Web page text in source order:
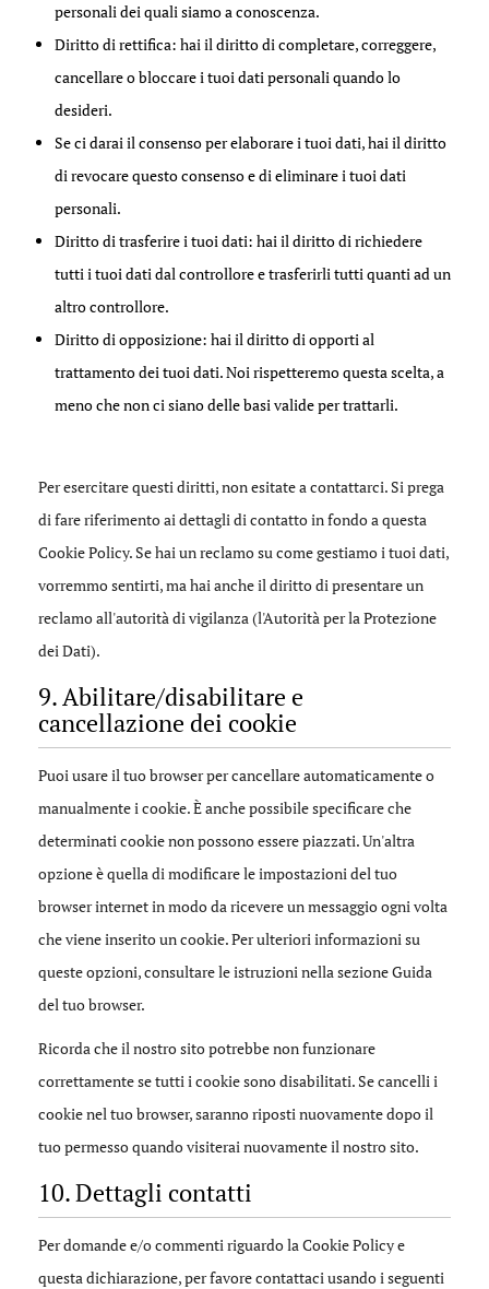
personali dei quali siamo a conoscenza.
Diritto di rettifica: hai il diritto di completare, correggere,
cancellare o bloccare i tuoi dati personali quando lo
desideri.
Se ci darai il consenso per elaborare i tuoi dati, hai il diritto
di revocare questo consenso e di eliminare i tuoi dati
personali.
Diritto di trasferire i tuoi dati: hai il diritto di richiedere
tutti i tuoi dati dal controllore e trasferirli tutti quanti ad un
altro controllore.
Diritto di opposizione: hai il diritto di opporti al
trattamento dei tuoi dati. Noi rispetteremo questa scelta, a
meno che non ci siano delle basi valide per trattarli.
Per esercitare questi diritti, non esitate a contattarci. Si prega
di fare riferimento ai dettagli di contatto in fondo a questa
Cookie Policy. Se hai un reclamo su come gestiamo i tuoi dati,
vorremmo sentirti, ma hai anche il diritto di presentare un
reclamo all'autorità di vigilanza (l'Autorità per la Protezione
dei Dati).
9. Abilitare/disabilitare e
cancellazione dei cookie
Puoi usare il tuo browser per cancellare automaticamente o
manualmente i cookie. È anche possibile specificare che
determinati cookie non possono essere piazzati. Un'altra
opzione è quella di modificare le impostazioni del tuo
browser internet in modo da ricevere un messaggio ogni volta
che viene inserito un cookie. Per ulteriori informazioni su
queste opzioni, consultare le istruzioni nella sezione Guida
del tuo browser.
Ricorda che il nostro sito potrebbe non funzionare
correttamente se tutti i cookie sono disabilitati. Se cancelli i
cookie nel tuo browser, saranno riposti nuovamente dopo il
tuo permesso quando visiterai nuovamente il nostro sito.
10. Dettagli contatti
Per domande e/o commenti riguardo la Cookie Policy e
questa dichiarazione, per favore contattaci usando i seguenti